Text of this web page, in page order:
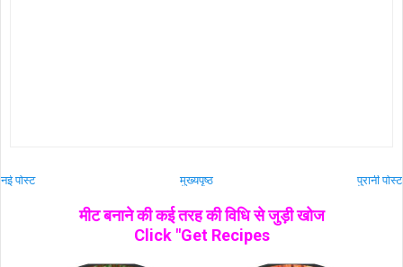
नई पोस्ट पुरानी पोस्ट
मुख्यपृष्ठ
मीट बनाने की कई तरह की विधि से जुड़ी खोज
Click "Get Recipes